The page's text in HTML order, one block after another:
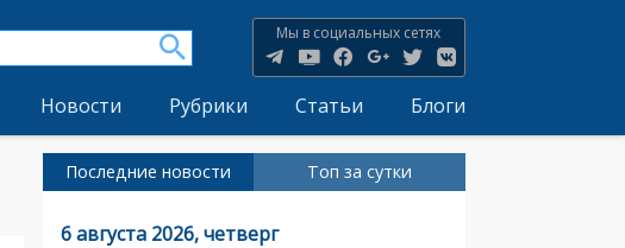
Мы в социальных сетях
Новости Рубрики Статьи Блоги
Последние новости Топ за сутки
6 августа 2026, четверг